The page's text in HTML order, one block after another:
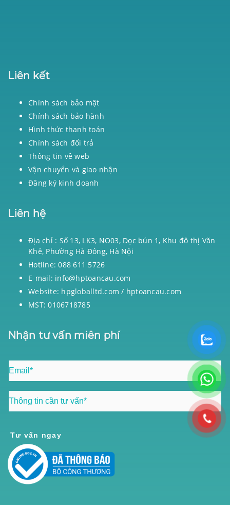
Liên kết
Chính sách bảo mật
Chính sách bảo hành
Hình thức thanh toán
Chính sách đổi trả
Thông tin về web
Vận chuyển và giao nhận
Đăng ký kinh doanh
Liên hệ
Địa chỉ : Số 13, LK3, NO03, Dọc bún 1, Khu đô thị Văn
Khê, Phường Hà Đông, Hà Nội
Hotline: 088 611 5726
E-mail: info@hptoancau.com
Website: hpgloballtd.com / hptoancau.com
MST: 0106718785
Nhận tư vấn miên phí
Tư vấn ngay